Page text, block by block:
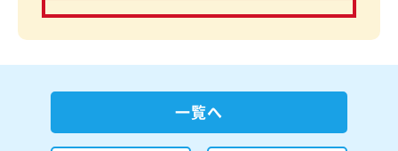
一覧へ